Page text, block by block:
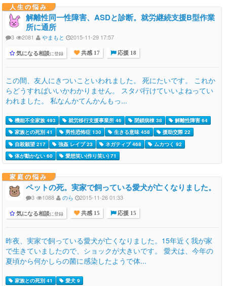
人生の悩み
解離性同一性障害、ASDと診断。就労継続支援B型作業
所に通所
3 2081 やまもと 2015-11-29 17:57
気になる相談に登録 共感 17 応援 18
この間、友人にきついこといわれました。 死にたいです。 これか
らどうすればいいかわかりません。 スタバ行けていいよねってい
われました。 私なんかてんかんもっ...
機能不全家族 493 就労移行支援事業所 46 閉鎖病棟 38
解離性障害 64
家族との死別 41
男性恐怖症 130 生きる意味 458
援助交際 22
自殺願望 217
強姦 レイプ 23 ネガティブ 468
ムカつく 92
体が動かない 60
愛想笑い(作り笑い) 71
家庭の悩み
ペットの死。実家で飼っている愛犬が亡くなりました。
3 1088 のら 2015-11-26 01:33
気になる相談に登録 共感 15 応援 15
昨夜、実家で飼っている愛犬が亡くなりました。15年近く我が家
で生きていましたので、ショックが大きいです。 愛犬は、今年の
夏頃から何かしらの菌に感染したようで体...
家族との死別 41 愛犬 9